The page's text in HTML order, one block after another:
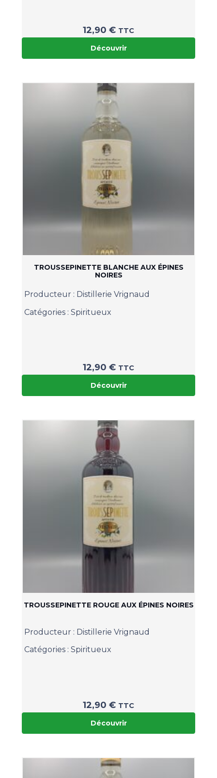
12,90 € TTC
Découvrir
TROUSSEPINETTE BLANCHE AUX ÉPINES
NOIRES
Producteur : Distillerie Vrignaud
Catégories : Spiritueux
12,90 € TTC
Découvrir
TROUSSEPINETTE ROUGE AUX ÉPINES NOIRES
Producteur : Distillerie Vrignaud
Catégories : Spiritueux
12,90 € TTC
Découvrir